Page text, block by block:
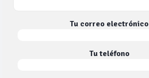
Tu correo electrónico
Tu teléfono